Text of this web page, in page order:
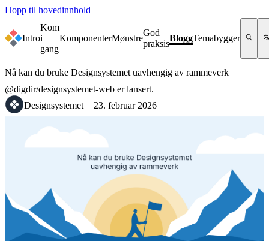
Hopp til hovedinnhold
Intro
Kom
i
gang
KomponenterMønstre
God
praksis
BloggTemabygger
Nå kan du bruke Designsystemet uavhengig av rammeverk
@digdir/designsystemet-web er lansert.
Designsystemet
23. februar 2026